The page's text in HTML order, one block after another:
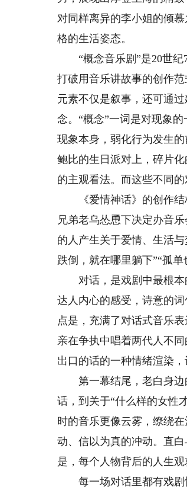
对同样离异的李小姐的倾
格的生活姿态。
“概念音乐剧”是20世纪
打破用音乐讲故事的创作
元素不仅是叙事，还可通
念。“概念”一词是对现象
现象本身，弱化行为发生
鲍比的生日派对上，碎片
的主观看法。而这些不同
《爱情神话》的创作结
兄弟老乌怂恿下决定办音
的人产生关于爱情、生活
跌倒，就在哪里躺下”“孤
对话，是戏剧中最根本
达人内心的感受，诗意的
点是，充满了对话式音乐
亲在争执中唱着两代人不
出口的话的一种情绪渲染
第一幕结尾，老白身边
话，到关于“什么样的女性
时的音乐更像云雾，缭绕
动、信以为真的冲动。直
是，每个人物背后的人生
每一场对话里都有戏剧